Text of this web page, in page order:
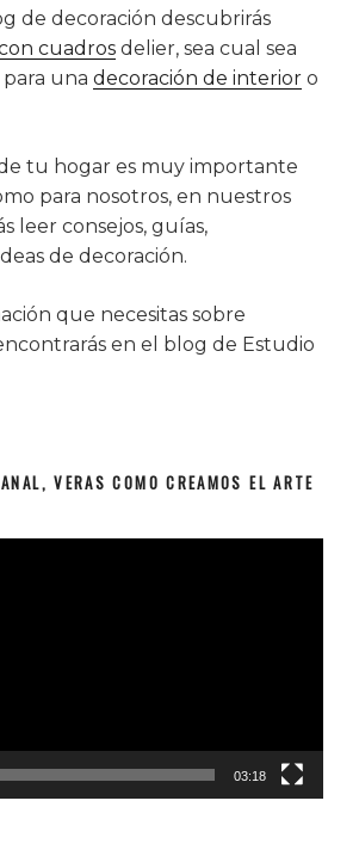
de decoración descubrirás
cuadros delier, sea cual sea
una decoración de interior o
tu hogar es muy importante
para nosotros, en nuestros
leer consejos, guías,
de decoración.
que necesitas sobre
en el blog de Estudio
VERAS COMO CREAMOS EL ARTE
03:18